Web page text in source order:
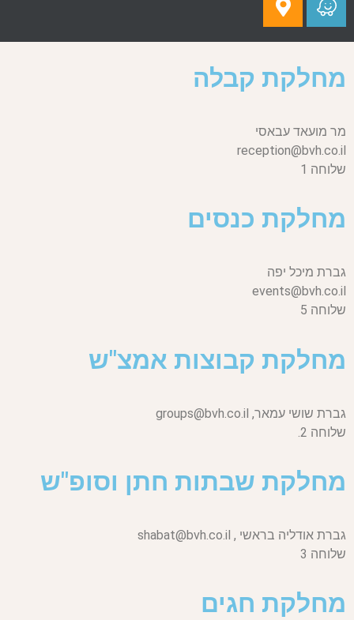
מחלקת קבלה
מר מועאד עבאסי
reception@bvh.co.il
שלוחה 1
מחלקת כנסים
גברת מיכל יפה
events@bvh.co.il
שלוחה 5
מחלקת קבוצות אמצ"ש
גברת שושי עמאר, groups@bvh.co.il
שלוחה 2.
מחלקת שבתות חתן וסופ"ש
גברת אודליה בראשי , shabat@bvh.co.il
שלוחה 3
מחלקת חגים